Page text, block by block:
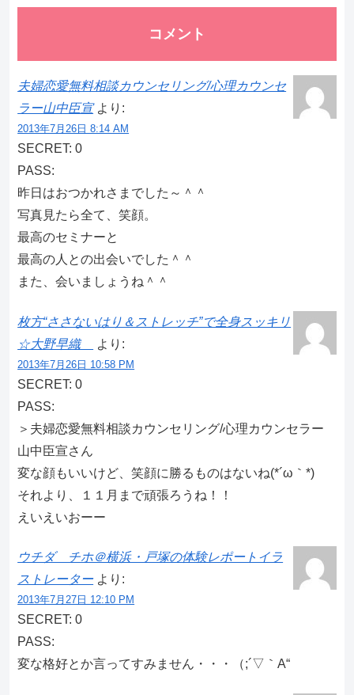
コメント
夫婦恋愛無料相談カウンセリング/心理カウンセ
ラー山中臣宣 より:
2013年7月26日 8:14 AM
SECRET: 0
PASS:
昨日はおつかれさまでした～＾＾
写真見たら全て、笑顔。
最高のセミナーと
最高の人との出会いでした＾＾
また、会いましょうね＾＾
枚方“ささないはり＆ストレッチ”で全身スッキリ
☆大野早織
より:
2013年7月26日 10:58 PM
SECRET: 0
PASS:
＞夫婦恋愛無料相談カウンセリング/心理カウンセラー
山中臣宣さん
変な顔もいいけど、笑顔に勝るものはないね(*´ω｀*)
それより、１１月まで頑張ろうね！！
えいえいおーー
ウチダ チホ＠横浜・戸塚の体験レポートイラ
ストレーター より:
2013年7月27日 12:10 PM
SECRET: 0
PASS:
変な格好とか言ってすみません・・・（;´▽｀A“